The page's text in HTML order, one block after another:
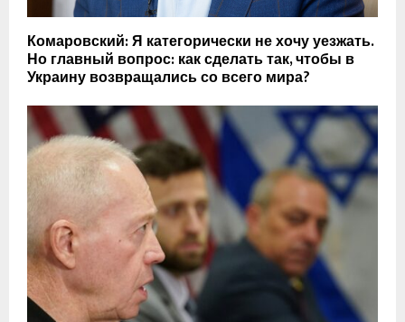
Комаровский: Я категорически не хочу уезжать.
Но главный вопрос: как сделать так, чтобы в
Украину возвращались со всего мира?